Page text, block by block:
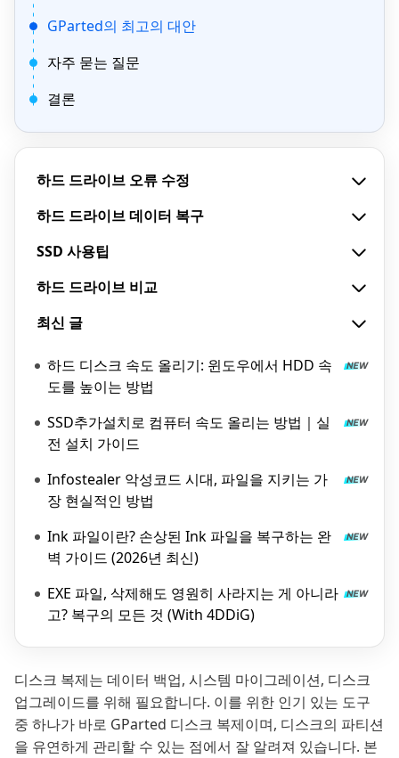
GParted의 최고의 대안
자주 묻는 질문
결론
하드 드라이브 오류 수정
하드 드라이브 데이터 복구
SSD 사용팁
하드 드라이브 비교
최신 글
하드 디스크 속도 올리기: 윈도우에서 HDD 속
도를 높이는 방법
SSD추가설치로 컴퓨터 속도 올리는 방법｜실
전 설치 가이드
Infostealer 악성코드 시대, 파일을 지키는 가
장 현실적인 방법
Ink 파일이란? 손상된 Ink 파일을 복구하는 완
벽 가이드 (2026년 최신)
EXE 파일, 삭제해도 영원히 사라지는 게 아니라
고? 복구의 모든 것 (With 4DDiG)
디스크 복제는 데이터 백업, 시스템 마이그레이션, 디스크
업그레이드를 위해 필요합니다. 이를 위한 인기 있는 도구
중 하나가 바로 GParted 디스크 복제이며, 디스크의 파티션
을 유연하게 관리할 수 있는 점에서 잘 알려져 있습니다. 본